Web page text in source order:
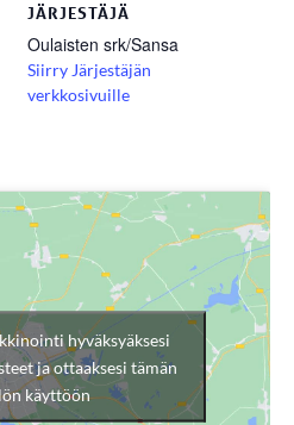
JÄRJESTÄJÄ
Oulaisten srk/Sansa
Siirry Järjestäjän
verkkosivuille
hyväksyäksesi
ja ottaaksesi tämän
käyttöön